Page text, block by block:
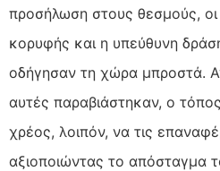
προσήλωση στους θεσμούς,
κορυφής και η υπεύθυνη
οδήγησαν τη χώρα μπροστά.
αυτές παραβιάστηκαν, ο
χρέος, λοιπόν, να τις
αξιοποιώντας το απόσταγμα